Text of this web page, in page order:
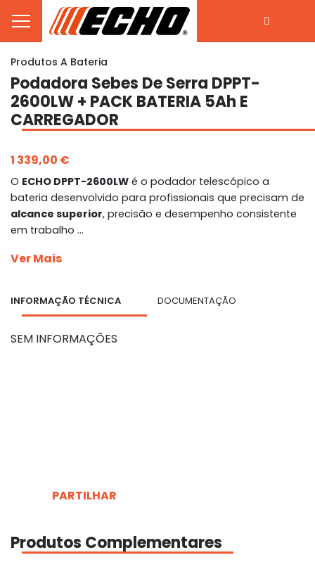
PARTILHAR
Produtos A Bateria
Podadora Sebes De Serra DPPT-
2600LW + PACK BATERIA 5Ah E
CARREGADOR
1 339,00 €
O ECHO DPPT-2600LW é o podador telescópico a
bateria desenvolvido para profissionais que precisam de
alcance superior, precisão e desempenho consistente
em trabalho ...
Ver Mais
INFORMAÇÃO TÉCNICA DOCUMENTAÇÃO
SEM INFORMAÇÕES
Produtos Complementares